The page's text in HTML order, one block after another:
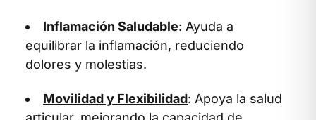
Inflamación Saludable: Ayuda a
equilibrar la inflamación, reduciendo
dolores y molestias.
Movilidad y Flexibilidad: Apoya la salud